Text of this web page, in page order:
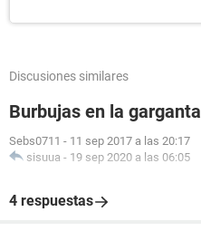
Discusiones similares
Burbujas en la garganta
Sebs0711 - 11 sep 2017 a las 20:17
sisuua - 19 sep 2020 a las 06:05
4 respuestas